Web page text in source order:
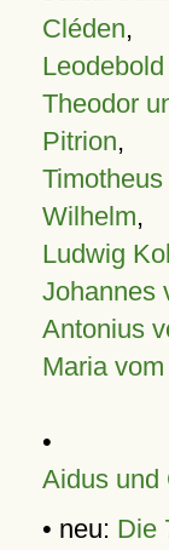
Cléden,
Theodor
Pitrion,
Wilhelm,
Ludwig
Johannes
Antonius
Maria
•
Aidus und
• neu: Die